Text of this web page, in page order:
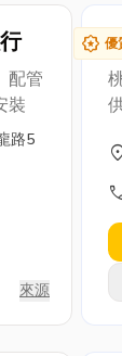
品。用在包裝
袋上，有幾
明顯優勢： 1.
耐用不易破
相比一般塑
袋，PVC袋
更強，不容
因重量或尖
配管
裝
路5
來源
award_star 優